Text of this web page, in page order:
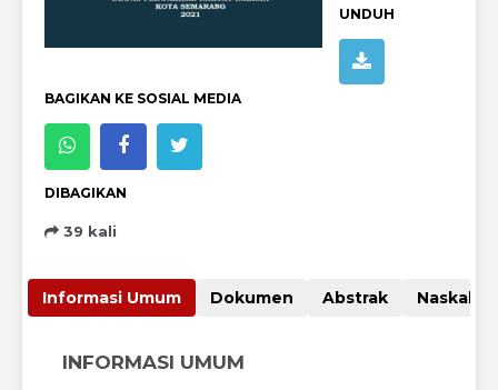
UNDUH
BAGIKAN KE SOSIAL MEDIA
DIBAGIKAN
39 kali
Informasi Umum Dokumen Abstrak
INFORMASI UMUM